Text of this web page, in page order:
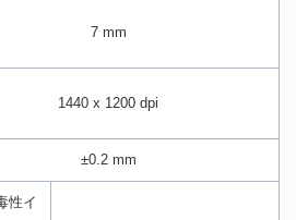
7 mm
1440 x 1200 dpi
±0.2 mm
性イ